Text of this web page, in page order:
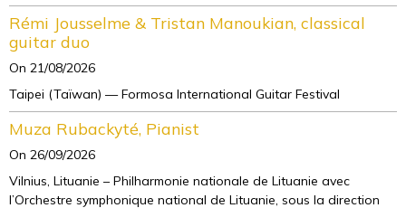
Rémi Jousselme & Tristan Manoukian, classical
guitar duo
On 21/08/2026
Taipei (Taïwan) — Formosa International Guitar Festival
Muza Rubackyté, Pianist
On 26/09/2026
Vilnius, Lituanie – Philharmonie nationale de Lituanie avec
l’Orchestre symphonique national de Lituanie, sous la direction